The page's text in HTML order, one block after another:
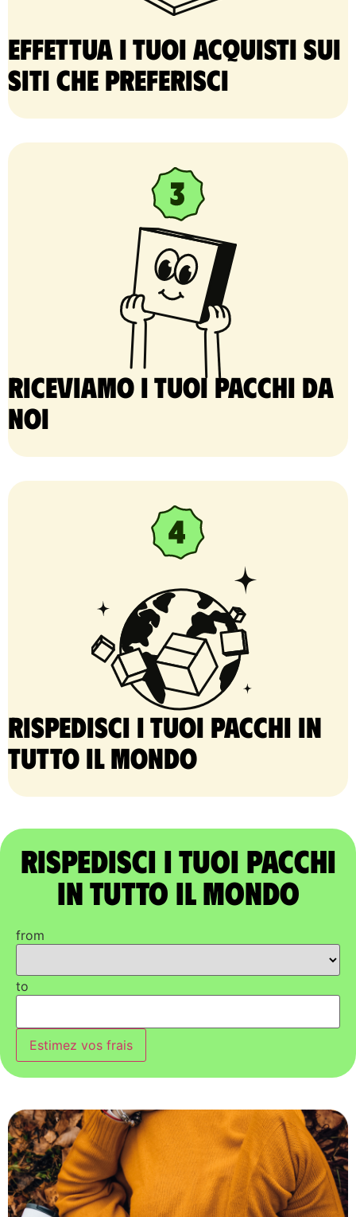
Effettua i tuoi acquisti sui
siti che preferisci
Riceviamo i tuoi pacchi da
noi
Rispedisci i tuoi pacchi in
tutto il mondo
Rispedisci i tuoi pacchi
in tutto il mondo
from
to
Estimez vos frais